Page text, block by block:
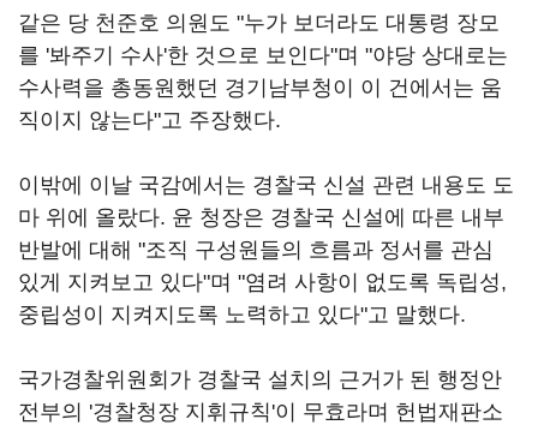
같은 당 천준호 의원도 "누가 보더라도 대통령 장모
를 '봐주기 수사'한 것으로 보인다"며 "야당 상대로는
수사력을 총동원했던 경기남부청이 이 건에서는 움
직이지 않는다"고 주장했다.
이밖에 이날 국감에서는 경찰국 신설 관련 내용도 도
마 위에 올랐다. 윤 청장은 경찰국 신설에 따른 내부
반발에 대해 "조직 구성원들의 흐름과 정서를 관심
있게 지켜보고 있다"며 "염려 사항이 없도록 독립성,
중립성이 지켜지도록 노력하고 있다"고 말했다.
국가경찰위원회가 경찰국 설치의 근거가 된 행정안
전부의 '경찰청장 지휘규칙'이 무효라며 헌법재판소